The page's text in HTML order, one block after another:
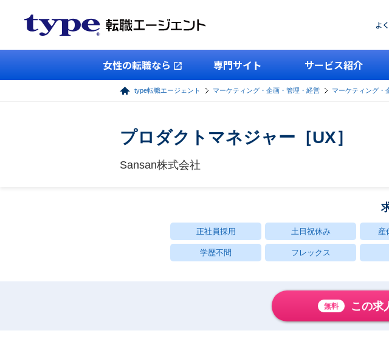
よ
女性の転職なら 専門サイト サービス紹介
type転職エージェント マーケティング・企画・管理・経営 マーケティング・
プロダクトマネジャー［UX］
Sansan株式会社
正社員採用 土日祝休み 産
学歴不問 フレックス
無料 この求